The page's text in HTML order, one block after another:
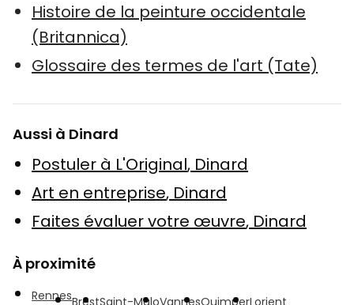
Histoire de la peinture occidentale
(Britannica)
Glossaire des termes de l'art (Tate)
Aussi à Dinard
Postuler à L'Original, Dinard
Art en entreprise, Dinard
Faites évaluer votre œuvre, Dinard
À proximité
Rennes